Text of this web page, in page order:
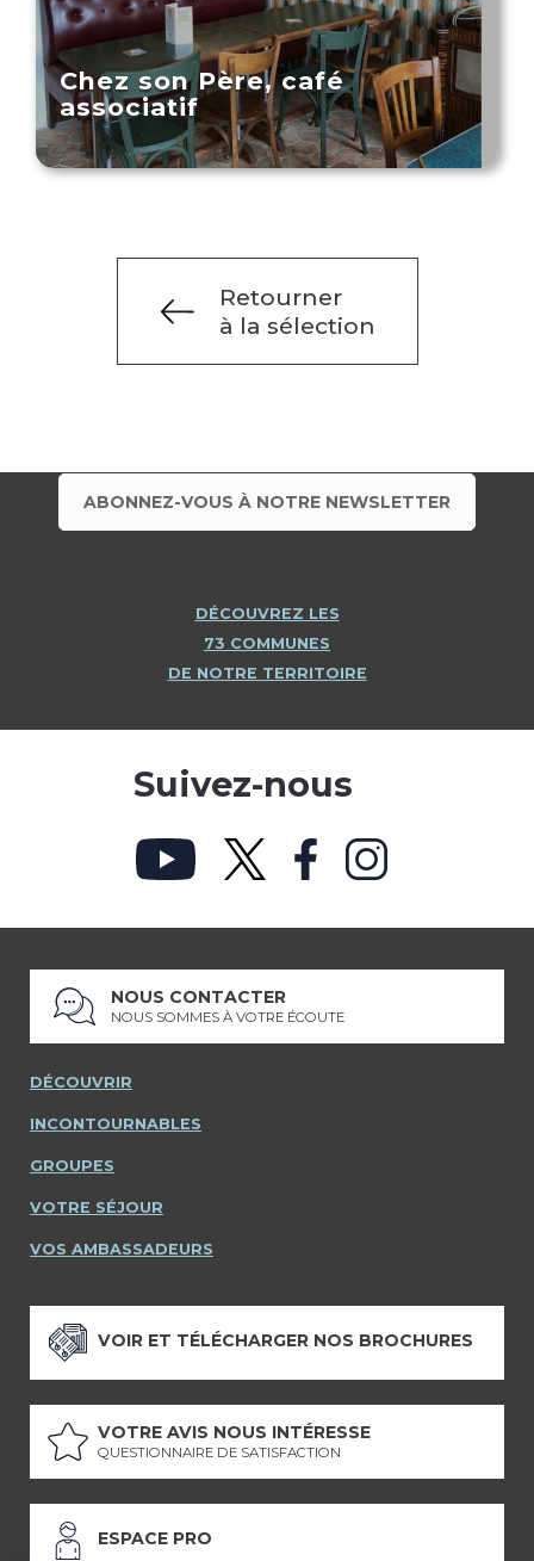
Chez son Père, café
associatif
Retourner
à la sélection
ABONNEZ-VOUS À NOTRE NEWSLETTER
DÉCOUVREZ LES
73 COMMUNES
DE NOTRE TERRITOIRE
Suivez-nous
NOUS CONTACTER
NOUS SOMMES À VOTRE ÉCOUTE
DÉCOUVRIR
INCONTOURNABLES
GROUPES
VOTRE SÉJOUR
VOS AMBASSADEURS
VOIR ET TÉLÉCHARGER NOS BROCHURES
VOTRE AVIS NOUS INTÉRESSE
QUESTIONNAIRE DE SATISFACTION
ESPACE PRO